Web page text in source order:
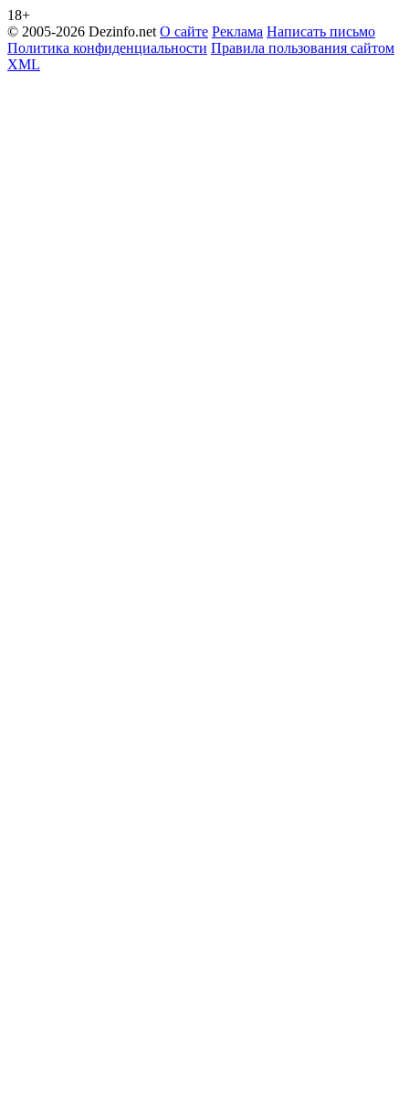
18+
© 2005-2026 Dezinfo.net О сайте Реклама Написать письмо
Политика конфиденциальности Правила пользования сайтом
XML